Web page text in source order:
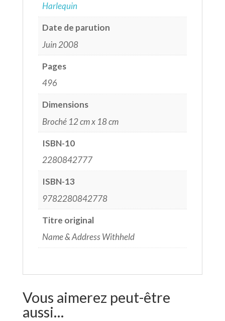
Harlequin
Date de parution
Juin 2008
Pages
496
Dimensions
Broché 12 cm x 18 cm
ISBN-10
2280842777
ISBN-13
9782280842778
Titre original
Name & Address Withheld
Vous aimerez peut-être
aussi…